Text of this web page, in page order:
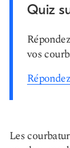
Quiz
vos
Les